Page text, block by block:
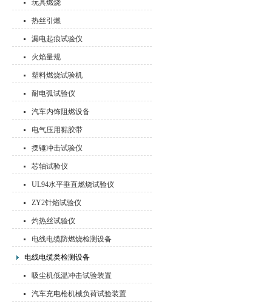
玩具燃烧
热丝引燃
漏电起痕试验仪
火焰量规
塑料燃烧试验机
耐电弧试验仪
汽车内饰阻燃设备
电气压用黏胶带
摆锤冲击试验仪
芯轴试验仪
UL94水平垂直燃烧试验仪
ZY2针焰试验仪
灼热丝试验仪
电线电缆防燃烧检测设备
电线电缆类检测设备
吸尘机低温冲击试验装置
汽车充电枪机械负荷试验装置